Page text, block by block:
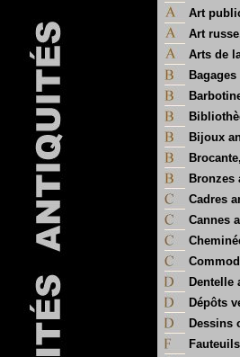
Art
Art russe
Arts de
Bijoux
Brocante
Bronzes
Cadres
Cannes
Dentelle
Dépôts
Dessins